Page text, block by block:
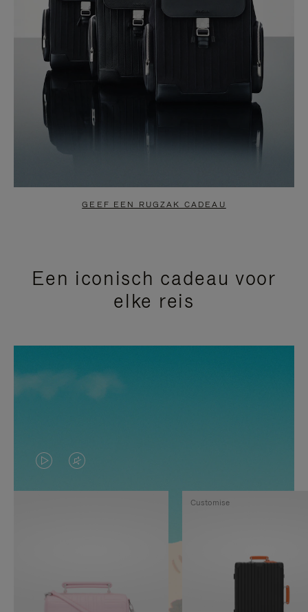
GEEF EEN RUGZAK CADEAU
Een iconisch cadeau voor
elke reis
VIDEO
IS
GEPAUZEERD,
OP
HET
GELUID
Customise